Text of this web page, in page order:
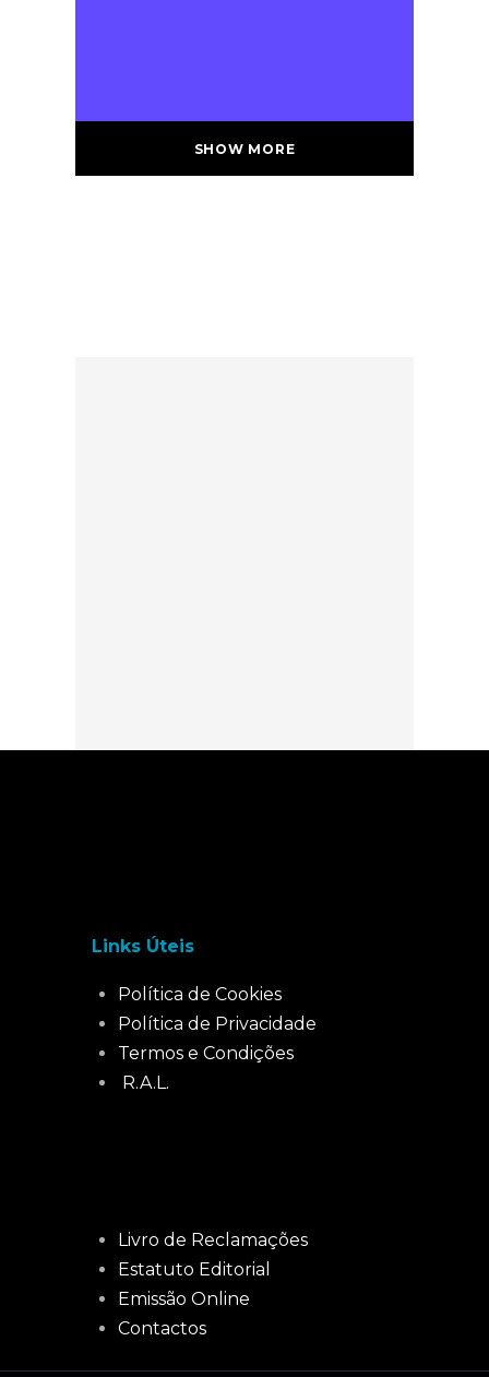
SHOW MORE
Links Úteis
Política de Cookies
Política de Privacidade
Termos e Condições
R.A.L.
Livro de Reclamações
Estatuto Editorial
Emissão Online
Contactos